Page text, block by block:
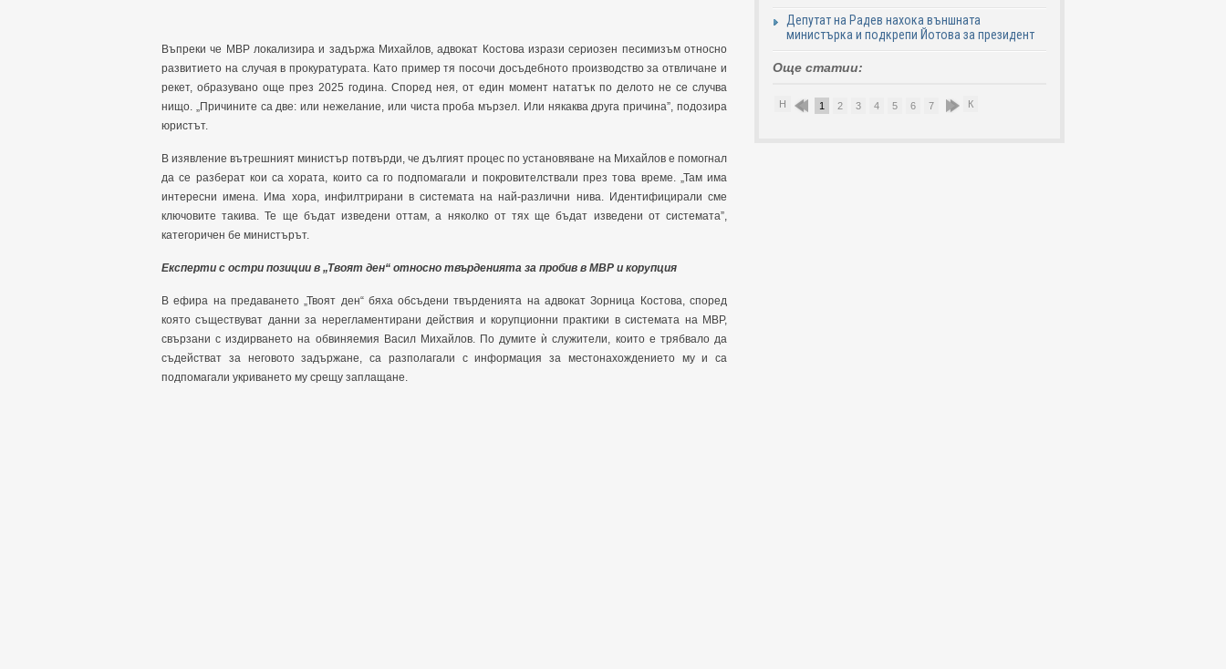
Въпреки че МВР локализира и задържа Михайлов, адвокат Костова изрази сериозен песимизъм относно
развитието на случая в прокуратурата. Като пример тя посочи досъдебното производство за отвличане и
рекет, образувано още през 2025 година. Според нея, от един момент нататък по делото не се случва
нищо. „Причините са две: или нежелание, или чиста проба мързел. Или някаква друга причина”, подозира
юристът.
В изявление вътрешният министър потвърди, че дългият процес по установяване на Михайлов е помогнал
да се разберат кои са хората, които са го подпомагали и покровителствали през това време. „Там има
интересни имена. Има хора, инфилтрирани в системата на най-различни нива. Идентифицирали сме
ключовите такива. Те ще бъдат изведени оттам, а няколко от тях ще бъдат изведени от системата”,
категоричен бе министърът.
Експерти с остри позиции в „Твоят ден“ относно твърденията за пробив в МВР и корупция
В ефира на предаването „Твоят ден“ бяха обсъдени твърденията на адвокат Зорница Костова, според
която съществуват данни за нерегламентирани действия и корупционни практики в системата на МВР,
свързани с издирването на обвиняемия Васил Михайлов. По думите ѝ служители, които е трябвало да
съдействат за неговото задържане, са разполагали с информация за местонахождението му и са
подпомагали укриването му срещу заплащане.
Депутат на Радев нахока външната
министърка и подкрепи Йотова за президент
Още статии:
Н 1 2 3 4 5 6 7 8 9К